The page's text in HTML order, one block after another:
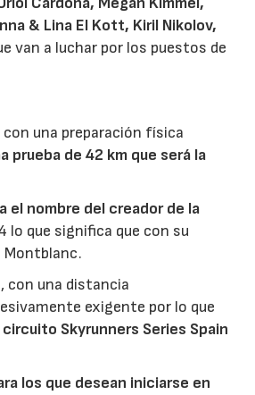
& Lina El Kott, Kiril Nikolov,
van a luchar por los puestos de
una preparación física
prueba de 42 km que será la
el nombre del creador de la
lo que significa que con su
Montblanc.
con una distancia
exigente por lo que
Skyrunners Series Spain
los que desean iniciarse en